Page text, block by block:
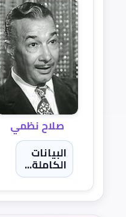
صلاح نظمي
البيانات
الكاملة...